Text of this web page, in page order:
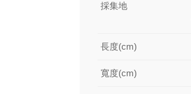
採集地
長度(cm)
寬度(cm)